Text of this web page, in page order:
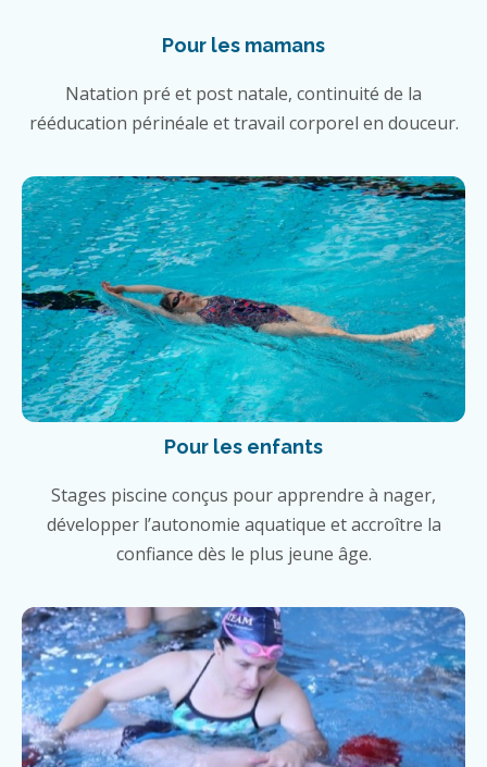
Pour les mamans
Natation pré et post natale, continuité de la
rééducation périnéale et travail corporel en douceur.
Pour les enfants
Stages piscine conçus pour apprendre à nager,
développer l’autonomie aquatique et accroître la
confiance dès le plus jeune âge.